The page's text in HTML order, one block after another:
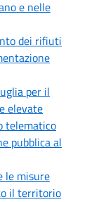
e nelle
dei rifiuti
per il
elevate
telematico
pubblica al
le misure
il territorio